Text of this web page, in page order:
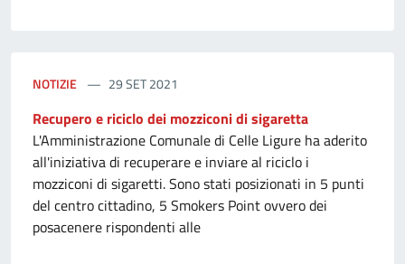
NOTIZIE 29 SET 2021
Recupero e riciclo dei mozziconi di sigaretta
L'Amministrazione Comunale di Celle Ligure ha aderito
all'iniziativa di recuperare e inviare al riciclo i
mozziconi di sigaretti. Sono stati posizionati in 5 punti
del centro cittadino, 5 Smokers Point ovvero dei
posacenere rispondenti alle